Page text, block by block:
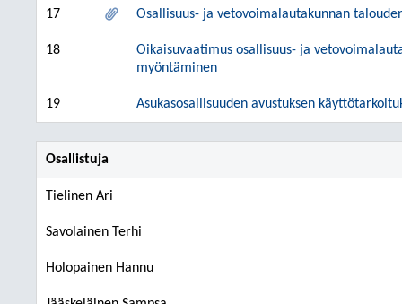
17 Osallisuus- ja vetovoimalautakunnan
18
Oikaisuvaatimus osallisuus- ja
myöntäminen
19 Asukasosallisuuden avustuksen
Osallistuja
Tielinen Ari
Savolainen Terhi
Holopainen Hannu